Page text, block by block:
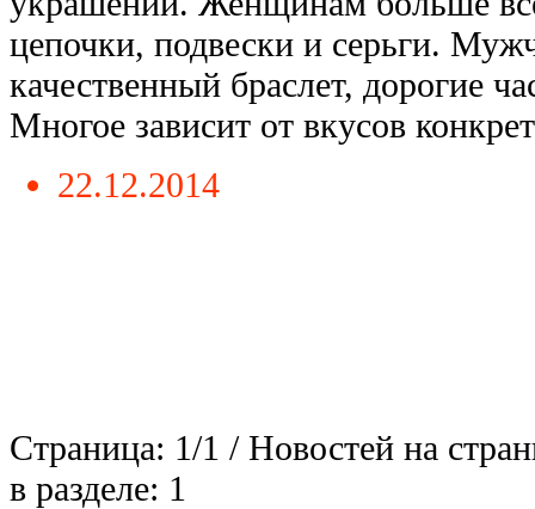
цепочки, подвески и серьги.
качественный браслет, дорогие
Многое зависит от вкусов
22.12.2014
Страница: 1/1 / Новостей на
в разделе: 1